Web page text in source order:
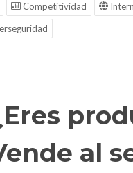
Competitividad
al